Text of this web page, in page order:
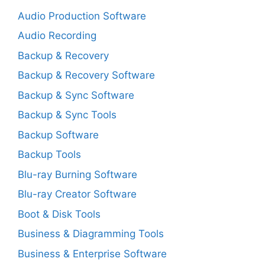
Audio Production Software
Audio Recording
Backup & Recovery
Backup & Recovery Software
Backup & Sync Software
Backup & Sync Tools
Backup Software
Backup Tools
Blu-ray Burning Software
Blu-ray Creator Software
Boot & Disk Tools
Business & Diagramming Tools
Business & Enterprise Software